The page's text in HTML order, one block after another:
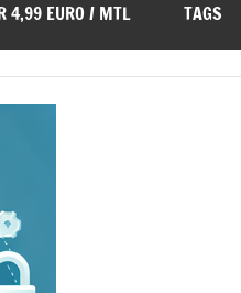
4,99 EURO / MTL TAGS